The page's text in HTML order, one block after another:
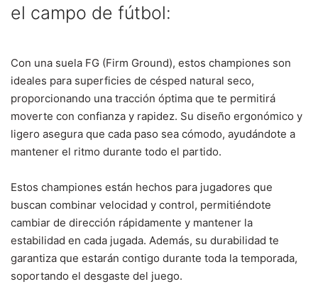
el campo de fútbol:
Con una suela FG (Firm Ground), estos championes son
ideales para superficies de césped natural seco,
proporcionando una tracción óptima que te permitirá
moverte con confianza y rapidez. Su diseño ergonómico y
ligero asegura que cada paso sea cómodo, ayudándote a
mantener el ritmo durante todo el partido.
Estos championes están hechos para jugadores que
buscan combinar velocidad y control, permitiéndote
cambiar de dirección rápidamente y mantener la
estabilidad en cada jugada. Además, su durabilidad te
garantiza que estarán contigo durante toda la temporada,
soportando el desgaste del juego.